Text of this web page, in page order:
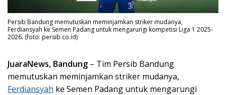
Persib Bandung memutuskan meminjamkan striker mudanya,
Ferdiansyah ke Semen Padang untuk mengarungi kompetisi Liga 1 2025-
2026. (foto: persib.co.id)
JuaraNews, Bandung – Tim Persib Bandung
memutuskan meminjamkan striker mudanya,
Ferdiansyah ke Semen Padang untuk mengarungi